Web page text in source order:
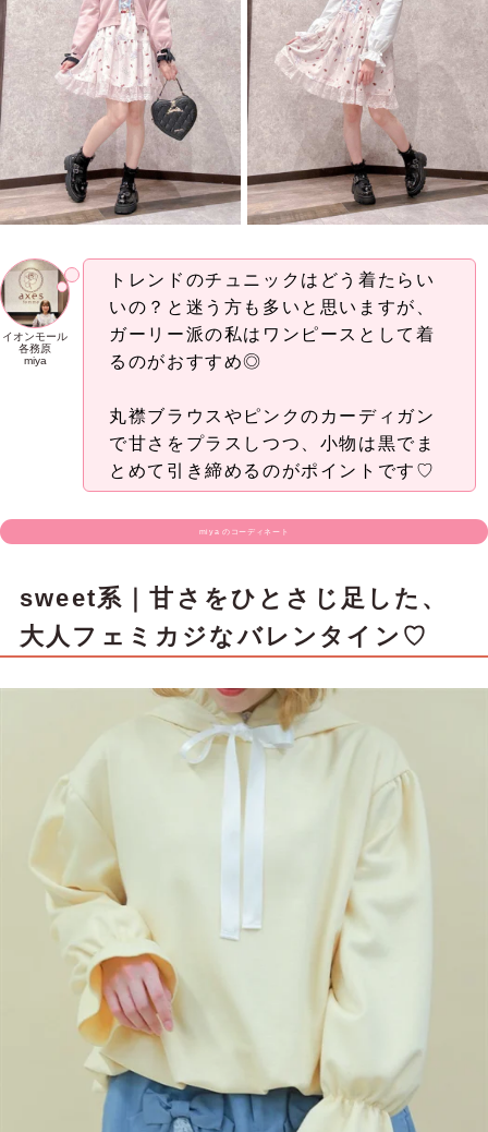
イオンモール
各務原
miya
トレンドのチュニックはどう着たらい
いの？と迷う方も多いと思いますが、
ガーリー派の私はワンピースとして着
るのがおすすめ◎
丸襟ブラウスやピンクのカーディガン
で甘さをプラスしつつ、小物は黒でま
とめて引き締めるのがポイントです♡
miya のコーディネート
sweet系｜甘さをひとさじ足した、
大人フェミカジなバレンタイン♡